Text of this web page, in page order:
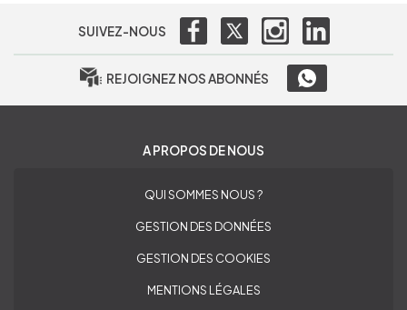
SUIVEZ-NOUS
REJOIGNEZ NOS ABONNÉS
A PROPOS DE NOUS
QUI SOMMES NOUS ?
GESTION DES DONNÉES
GESTION DES COOKIES
MENTIONS LÉGALES